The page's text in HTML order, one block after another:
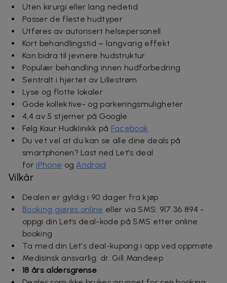
Uten kirurgi eller lang nedetid
Passer de fleste hudtyper
Utføres av autorisert helsepersonell
Kort behandlingstid – langvarig effekt
Kan bidra til jevnere hudstruktur
Populær behandling innen hudforbedring
Sentralt i hjertet av Lillestrøm
Lyse og flotte lokaler
Gode kollektive- og parkeringsmuligheter
4,4 av 5 stjerner på Google
Følg Kaur Hudklinikk på Facebook
Du vet vel at du kan se alle dine deals på
smartphonen? Last ned Let's deal
for iPhone og Android
Vilkår
Dealen er gyldig i 90 dager fra kjøp
Booking gjøres online eller via SMS: 917 36 894 -
oppgi din Let’s deal-kode på SMS etter online
booking
Ta med din Let's deal-kupong i app ved oppmøte
Medisinsk ansvarlig: dr. Gill Mandeep
18 års aldersgrense